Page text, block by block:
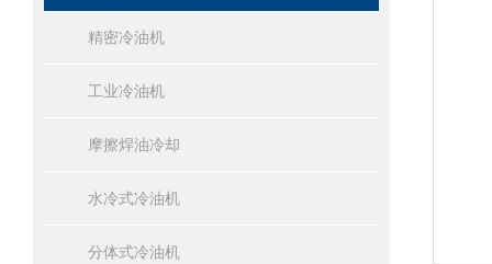
精密冷油机
工业冷油机
摩擦焊油冷却
水冷式冷油机
分体式冷油机